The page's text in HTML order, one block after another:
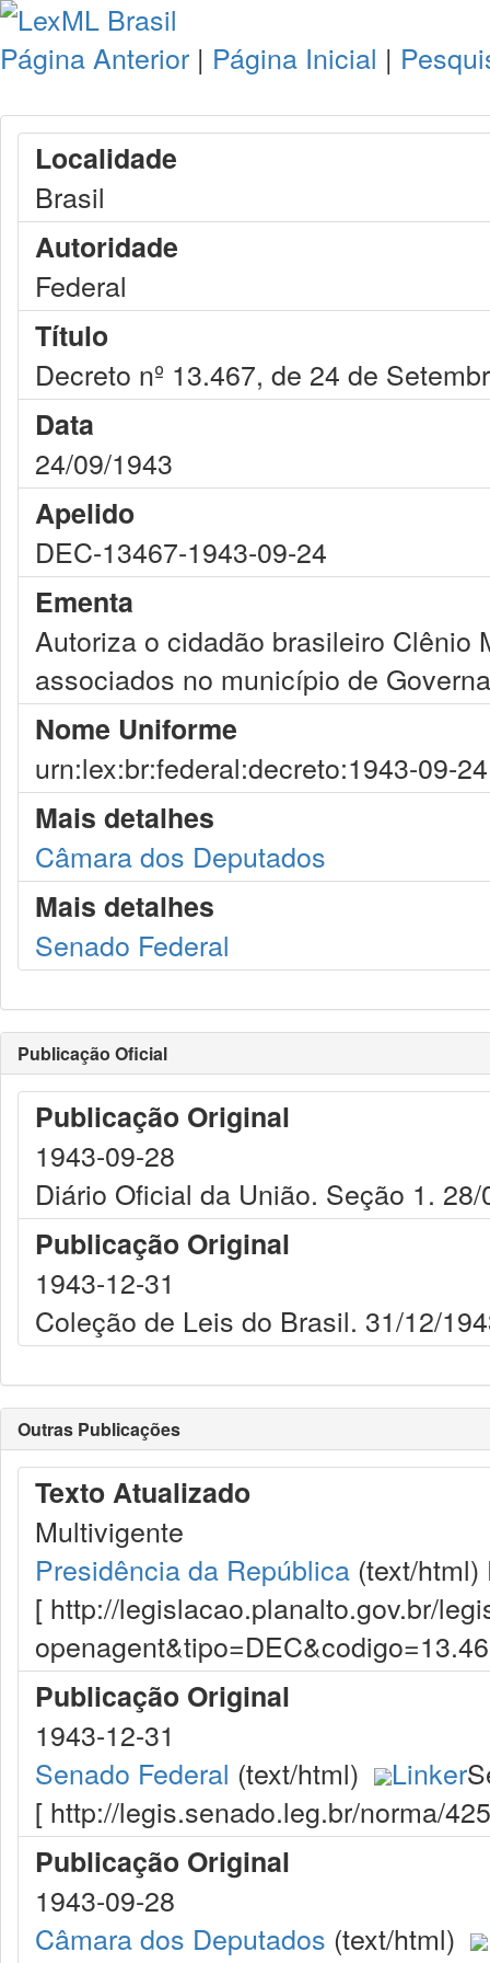
Página Anterior | Página Inicial |
Localidade
Brasil
Autoridade
Federal
Título
Decreto nº 13.467, de 24 de
Data
24/09/1943
Apelido
DEC-13467-1943-09-24
Ementa
Autoriza o cidadão brasileiro Clênio
associados no município de
Nome Uniforme
urn:lex:br:federal:decreto:1943-09-
Mais detalhes
Câmara dos Deputados
Mais detalhes
Senado Federal
Publicação Oficial
Publicação Original
1943-09-28
Diário Oficial da União. Seção 1.
Publicação Original
1943-12-31
Coleção de Leis do Brasil. 31/12/
Outras Publicações
Texto Atualizado
Multivigente
Presidência da República (text/html)
[ http://legislacao.planalto.gov.br/
Publicação Original
1943-12-31
Senado Federal (text/html) Linker
[ http://legis.senado.leg.br/norma/
Publicação Original
1943-09-28
Câmara dos Deputados (text/html)